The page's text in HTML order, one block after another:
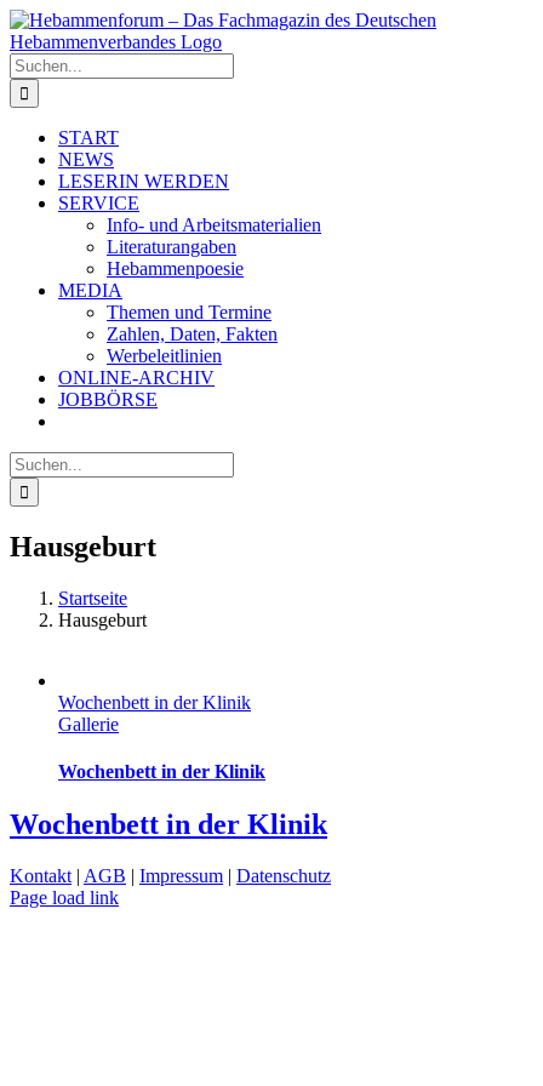
Zum
Inhalt
springen
Suche
nach:
START
NEWS
LESERIN WERDEN
SERVICE
Info- und Arbeitsmaterialien
Literaturangaben
Hebammenpoesie
MEDIA
Themen und Termine
Zahlen, Daten, Fakten
Werbeleitlinien
ONLINE-ARCHIV
JOBBÖRSE
Suche
nach:
Hausgeburt
Startseite
Hausgeburt
Wochenbett in der Klinik
Gallerie
Wochenbett in der Klinik
Wochenbett in der Klinik
Kontakt | AGB | Impressum | Datenschutz
Page load link